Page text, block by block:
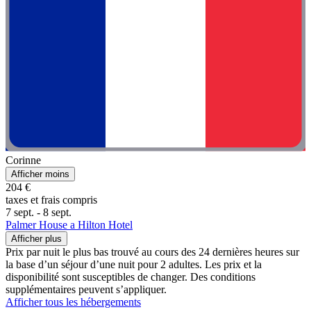
Corinne
Afficher moins
204 €
taxes et frais compris
7 sept. - 8 sept.
Palmer House a Hilton Hotel
Afficher plus
Prix par nuit le plus bas trouvé au cours des 24 dernières heures sur
la base d’un séjour d’une nuit pour 2 adultes. Les prix et la
disponibilité sont susceptibles de changer. Des conditions
supplémentaires peuvent s’appliquer.
Afficher tous les hébergements